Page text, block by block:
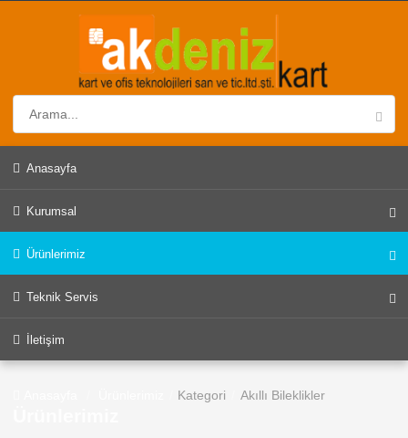
Anasayfa
Kurumsal
Ürünlerimiz
Teknik Servis
İletişim
Kategori Akıllı Bileklikler